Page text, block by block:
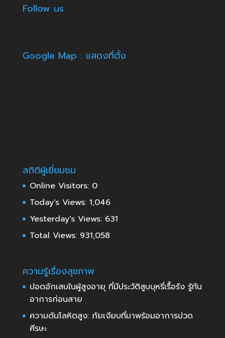
Follow us
Google Map : แสดงที่ตั้ง
สถิติผู้เยี่ยมชม
Online Visitors: 0
Today's Views: 1,046
Yesterday's Views: 631
Total Views: 931,058
ความรู้เรื่องสุขภาพ
ปอดอักเสบในผู้สูงอายุ ที่มีประวัติสูบบุหรี่เรื้อรัง รู้ทัน
อาการก่อนสาย
ความดันโลหิตสูง: ภัยเงียบที่มาพร้อมอาการปวด
ศีรษะ